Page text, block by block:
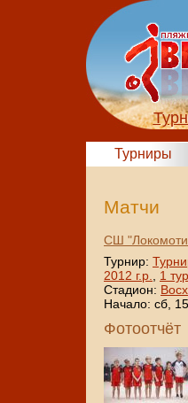
Турниры
Матчи
СШ
Турнир:
2012 г.р.
1 тур
Стадион:
Начало: сб,
Фотоотчёт